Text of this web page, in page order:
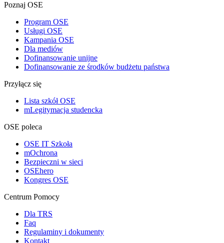
Poznaj OSE
Program OSE
Usługi OSE
Kampania OSE
Dla mediów
Dofinansowanie unijne
Dofinansowanie ze środków budżetu państwa
Przyłącz się
Lista szkół OSE
mLegitymacja studencka
OSE poleca
OSE IT Szkoła
mOchrona
Bezpieczni w sieci
OSEhero
Kongres OSE
Centrum Pomocy
Dla TRS
Faq
Regulaminy i dokumenty
Kontakt